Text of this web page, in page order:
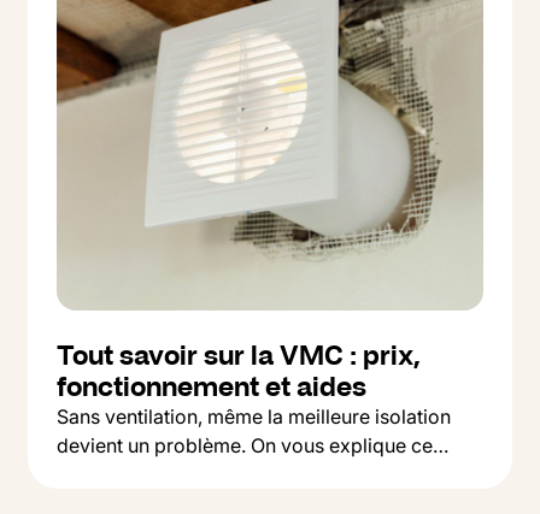
Tout savoir sur la VMC : prix,
fonctionnement et aides
Sans ventilation, même la meilleure isolation
devient un problème. On vous explique ce